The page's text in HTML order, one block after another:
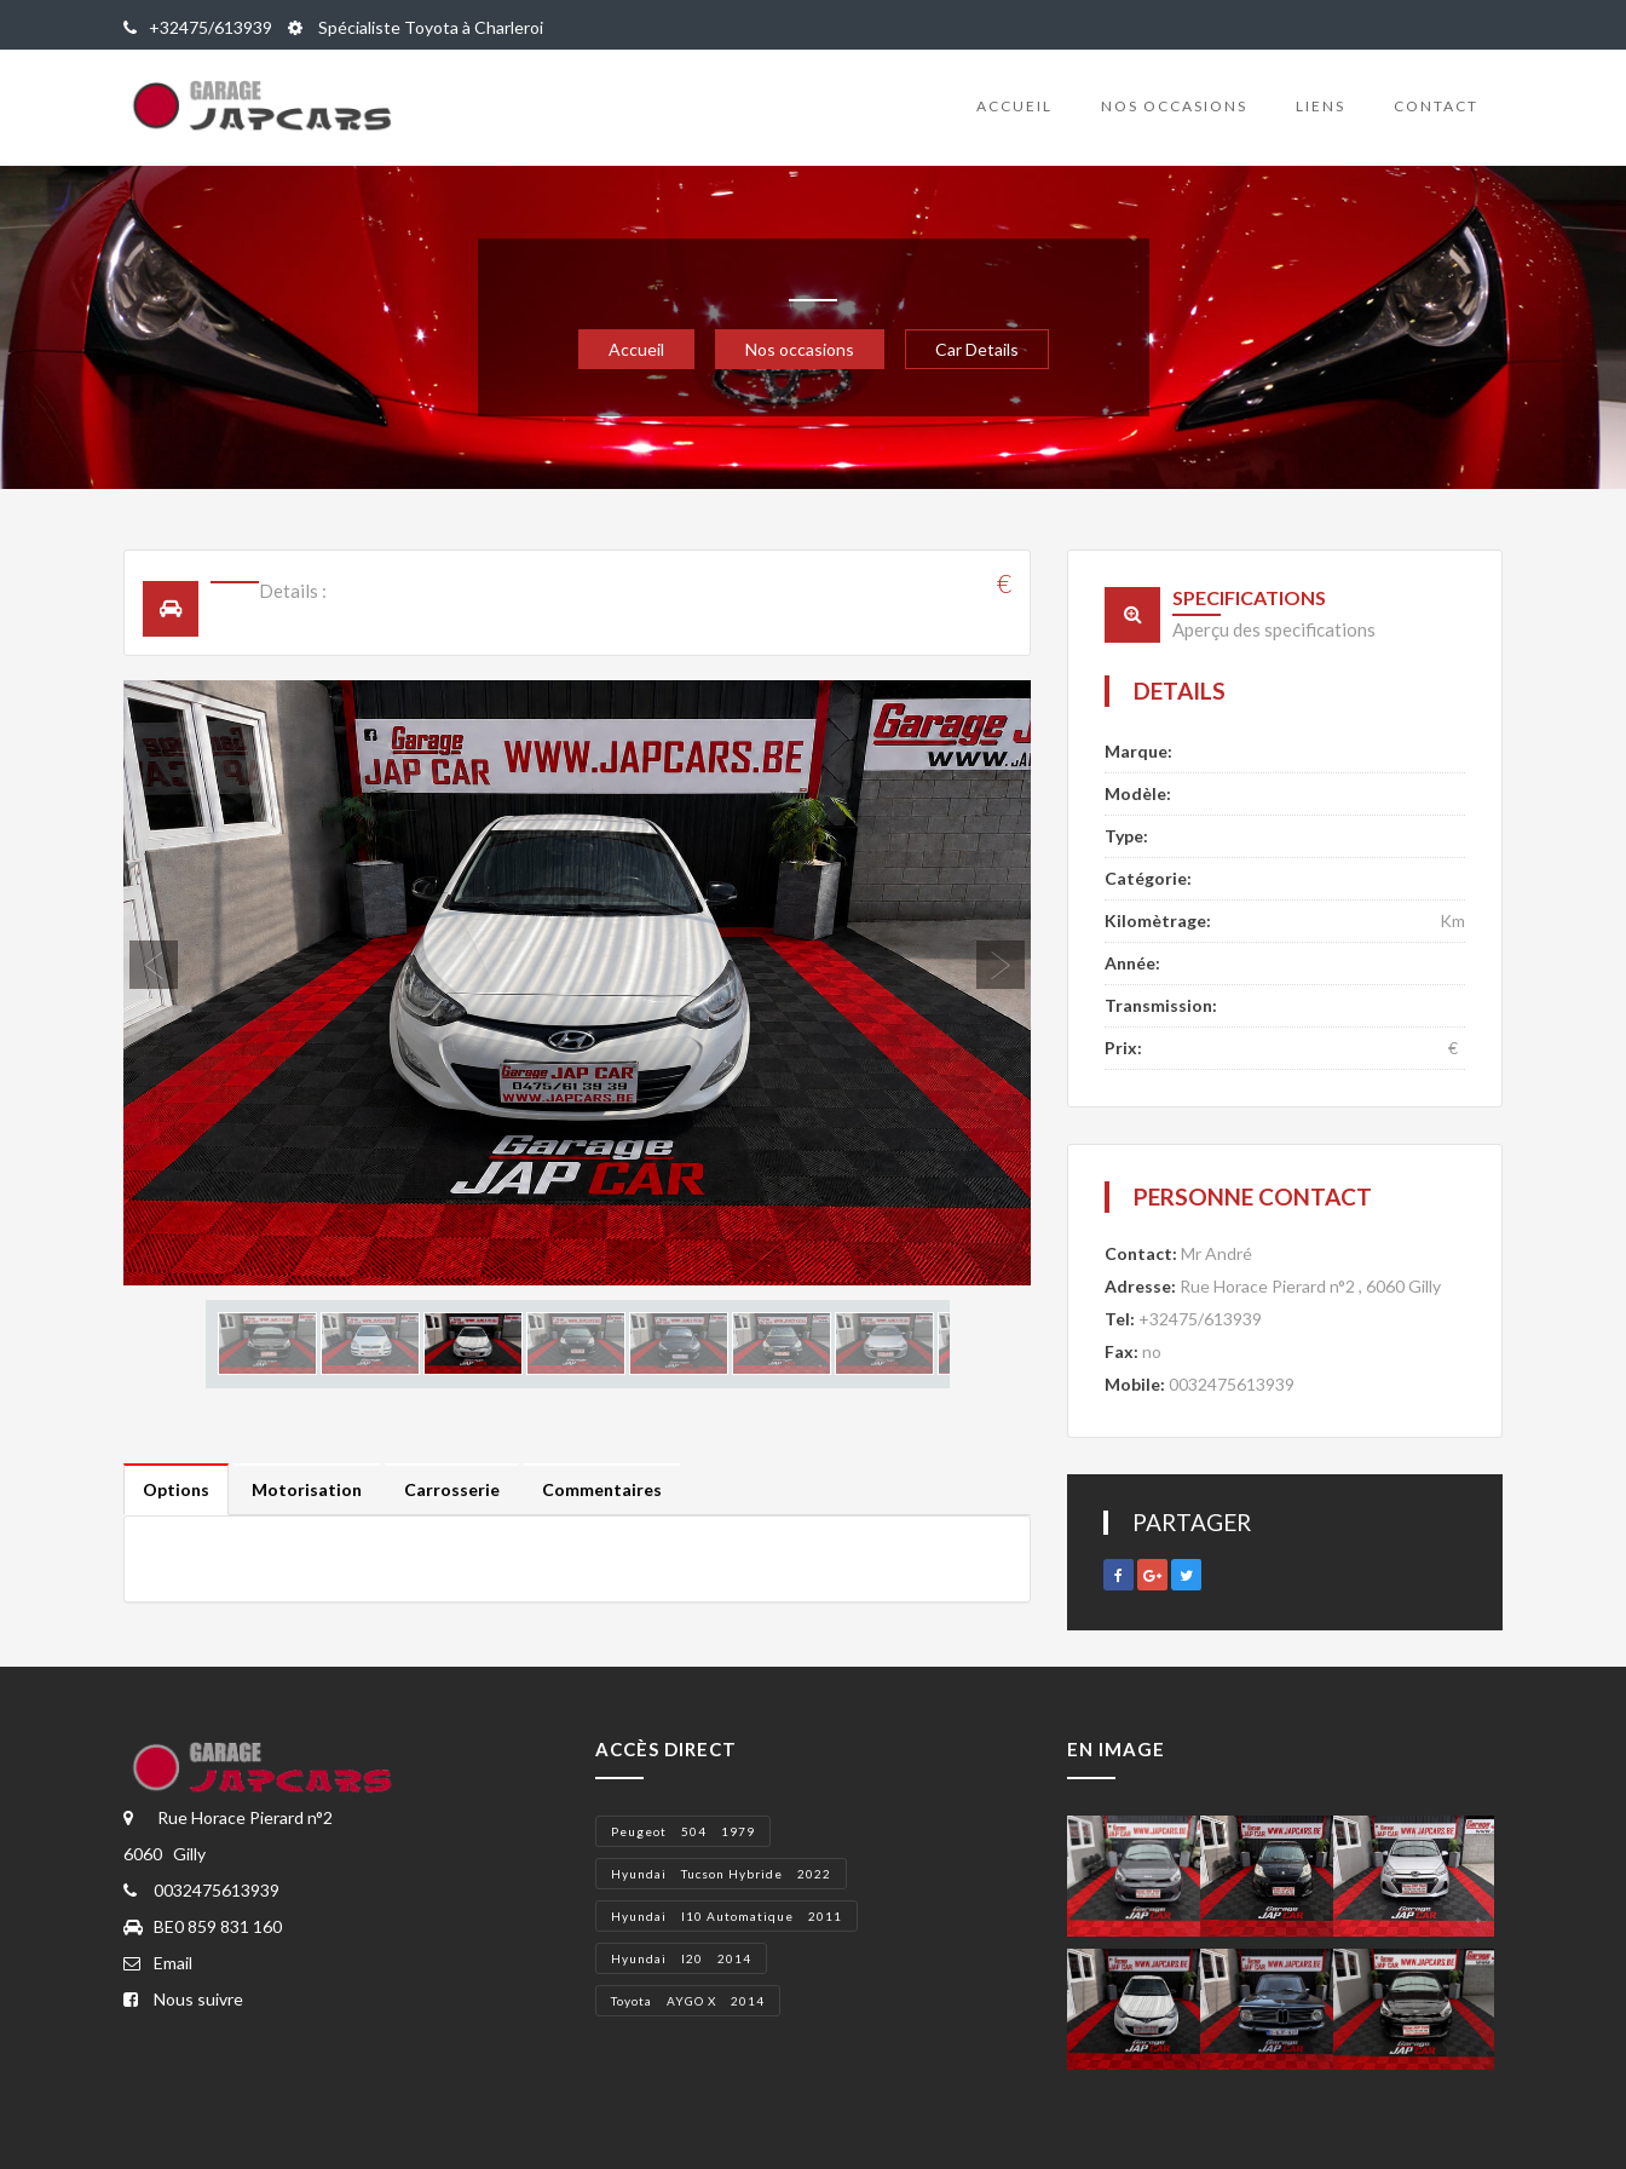
+32475/613939 Spécialiste Toyota à Charleroi
ACCUEIL NOS OCCASIONS LIENS CONTACT
Accueil Nos occasions Car Details
Details : €
Previous Next
Options Motorisation Carrosserie Commentaires
SPECIFICATIONS
Aperçu des specifications
DETAILS
Marque:
Modèle:
Type:
Catégorie:
Kilomètrage: Km
Année:
Transmission:
Prix: €
PERSONNE CONTACT
Contact: Mr André
Adresse: Rue Horace Pierard n°2 , 6060 Gilly
Tel: +32475/613939
Fax: no
Mobile: 0032475613939
PARTAGER
Rue Horace Pierard n°2
6060 Gilly
0032475613939
BE0 859 831 160
Email
Nous suivre
ACCÈS DIRECT
Peugeot 504 1979
Hyundai Tucson Hybride 2022
Hyundai I10 Automatique 2011
Hyundai I20 2014
Toyota AYGO X 2014
EN IMAGE